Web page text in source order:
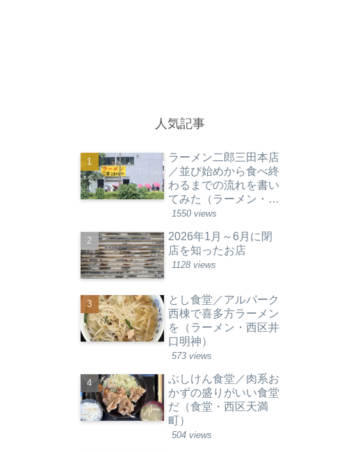
人気記事
ラーメン二郎三田本店
／並び始めから食べ終
わるまでの流れを書い
てみた（ラーメン・東
京都港区）
1550 views
2026年1月～6月に閉
店を知ったお店
1128 views
とし食堂／アルパーク
西棟で喜多方ラーメン
を（ラーメン・西区井
口明神）
573 views
ぶしけん食堂／肉系お
かずの盛りがいい食堂
だ（食堂・西区天満
町）
504 views